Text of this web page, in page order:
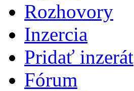
Rozhovory
Inzercia
Pridať inzerát
Fórum